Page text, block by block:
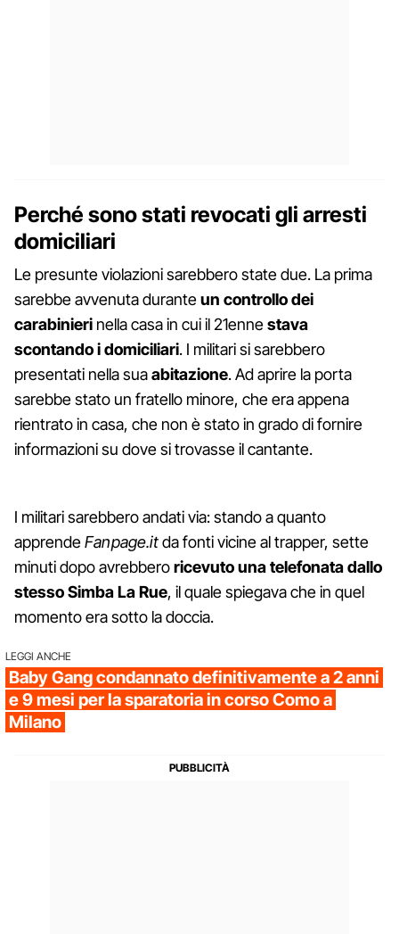
Perché sono stati revocati gli arresti
domiciliari
Le presunte violazioni sarebbero state due. La prima
sarebbe avvenuta duranteun controllo dei
carabinieri nella casa in cui il 21ennestava
scontando i domiciliari. I militari si sarebbero
presentati nella suaabitazione. Ad aprire la porta
sarebbe stato un fratello minore, che era appena
rientrato in casa, che non è stato in grado di fornire
informazioni su dove si trovasse il cantante.
I militari sarebbero andati via: stando a quanto
apprendeFanpage.itda fonti vicine al trapper, sette
minuti dopo avrebberoricevuto una telefonata dallo
stesso Simba La Rue, il quale spiegava che in quel
momento era sotto la doccia.
LEGGI ANCHE
Baby Gang condannato definitivamente a 2 anni
e 9 mesi per la sparatoria in corso Como a
Milano